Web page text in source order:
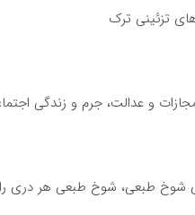
تزئینی ترک
و عدالت، جرم و زندگی
طبعی، شوخ طبعی هر دری را